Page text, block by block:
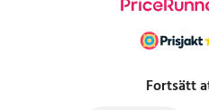
Fortsätt